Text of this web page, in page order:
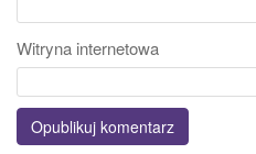
Witryna internetowa